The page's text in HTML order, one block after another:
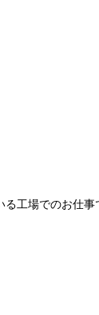
工場でのお仕